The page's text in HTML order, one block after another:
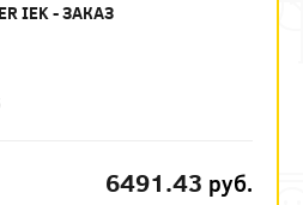
IEK - ЗАКАЗ
6491.43 руб.